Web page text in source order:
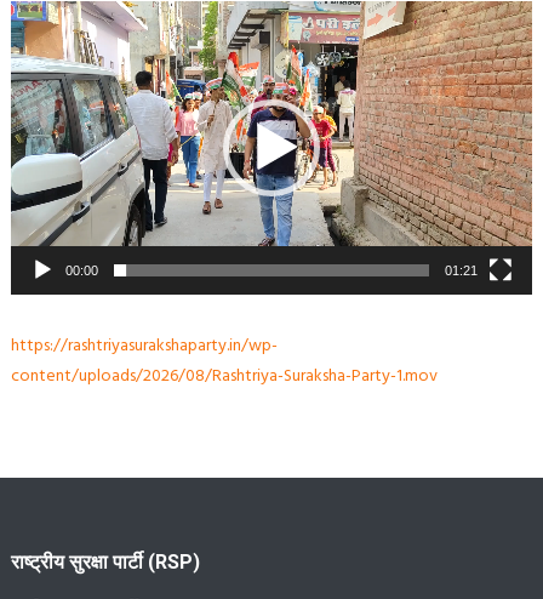
Video
Player
00:00 01:21
https://rashtriyasurakshaparty.in/wp-
content/uploads/2026/08/Rashtriya-Suraksha-Party-1.mov
राष्ट्रीय सुरक्षा पार्टी (RSP)